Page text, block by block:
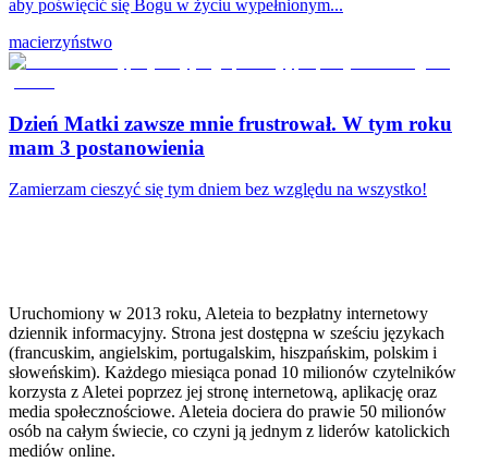
aby poświęcić się Bogu w życiu wypełnionym...
macierzyństwo
Dzień Matki zawsze mnie frustrował. W tym roku
mam 3 postanowienia
Zamierzam cieszyć się tym dniem bez względu na wszystko!
Uruchomiony w 2013 roku, Aleteia to bezpłatny internetowy
dziennik informacyjny. Strona jest dostępna w sześciu językach
(francuskim, angielskim, portugalskim, hiszpańskim, polskim i
słoweńskim). Każdego miesiąca ponad 10 milionów czytelników
korzysta z Aletei poprzez jej stronę internetową, aplikację oraz
media społecznościowe. Aleteia dociera do prawie 50 milionów
osób na całym świecie, co czyni ją jednym z liderów katolickich
mediów online.